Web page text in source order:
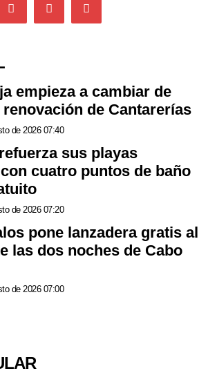
empieza a cambiar de
de Cantarerías
de 2026 07:40
sus playas
cuatro puntos de baño
de 2026 07:20
pone lanzadera gratis al
las dos noches de Cabo
de 2026 07:00